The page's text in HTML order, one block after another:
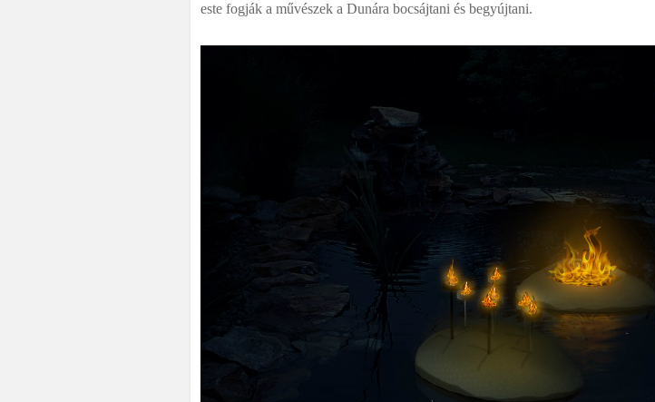
este fogják a művészek a Dunára bocsájtani és begyújtani.